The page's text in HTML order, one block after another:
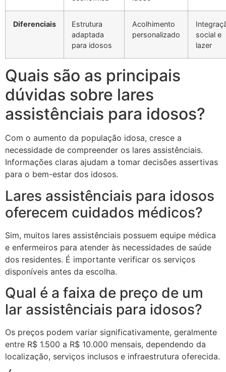
Diferenciais
Estrutura
adaptada
para idosos
Acolhimento
personalizado
social e
lazer
Quais são as principais
dúvidas sobre lares
assistênciais para idosos?
Com o aumento da população idosa, cresce a
necessidade de compreender os lares assistênciais.
Informações claras ajudam a tomar decisões assertivas
para o bem-estar dos idosos.
Lares assistênciais para idosos
oferecem cuidados médicos?
Sim, muitos lares assistênciais possuem equipe médica
e enfermeiros para atender às necessidades de saúde
dos residentes. É importante verificar os serviços
disponíveis antes da escolha.
Qual é a faixa de preço de um
lar assistênciais para idosos?
Os preços podem variar significativamente, geralmente
entre R$ 1.500 a R$ 10.000 mensais, dependendo da
localização, serviços inclusos e infraestrutura oferecida.